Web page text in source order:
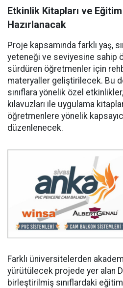
Etkinlik Kitapları ve
Hazırlanacak
Proje kapsamında farklı yaş,
yeteneği ve seviyesine sahip
sürdüren öğretmenler için
materyaller geliştirilecek. Bu
sınıflara yönelik özel
kılavuzları ile uygulama
öğretmenlere yönelik
düzenlenecek.
Farklı üniversitelerden
yürütülecek projede yer alan
birleştirilmiş sınıflardaki